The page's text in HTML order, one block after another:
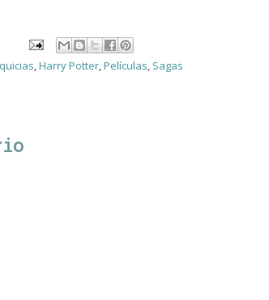
,Harry Potter,Películas, Sagas